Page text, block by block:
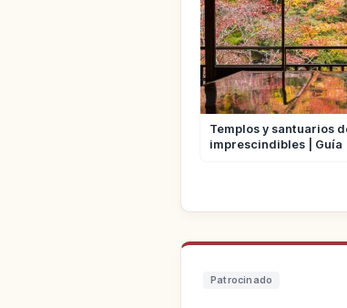
Templos y santuarios
imprescindibles | Guía
Patrocinado